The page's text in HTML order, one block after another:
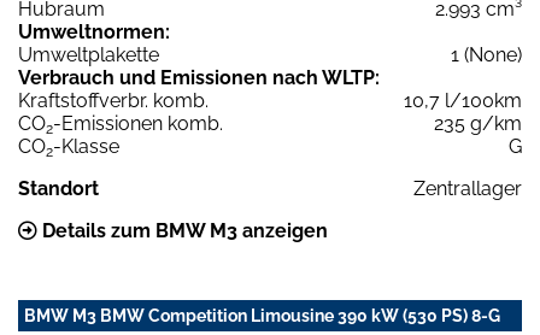
Hubraum
2.993 cm³
Umweltnormen:
Umweltplakette
1 (None)
Verbrauch und Emissionen nach WLTP:
Kraftstoffverbr. komb.
10,7 l/100km
CO2-Emissionen komb.
235 g/km
CO2-Klasse
G
Standort
Zentrallager
Details zum BMW M3 anzeigen
BMW M3 BMW Competition Limousine 390 kW (530 PS) 8-G